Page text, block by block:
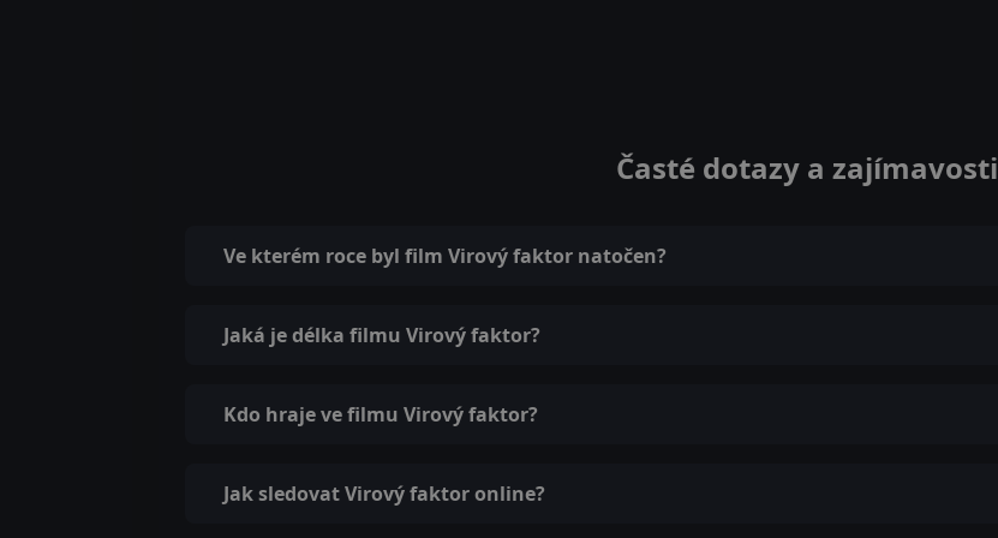
Časté dotazy a zajímavosti
Ve kterém roce byl film Virový faktor natočen?
Jaká je délka filmu Virový faktor?
Kdo hraje ve filmu Virový faktor?
Jak sledovat Virový faktor online?